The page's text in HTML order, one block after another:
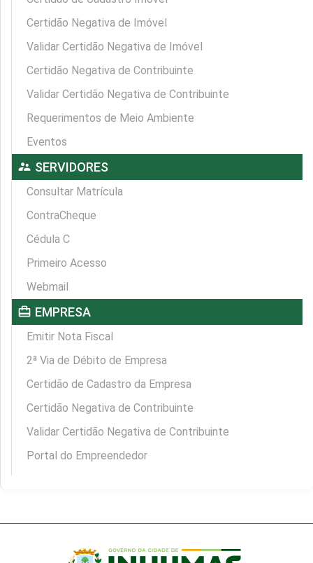
Certidão Negativa de Imóvel
Validar Certidão Negativa de Imóvel
Certidão Negativa de Contribuinte
Validar Certidão Negativa de Contribuinte
Requerimentos de Meio Ambiente
Eventos
supervisor_account SERVIDORES
Consultar Matrícula
ContraCheque
Cédula C
Primeiro Acesso
Webmail
card_travel EMPRESA
Emitir Nota Fiscal
2ª Via de Débito de Empresa
Certidão de Cadastro da Empresa
Certidão Negativa de Contribuinte
Validar Certidão Negativa de Contribuinte
Portal do Empreendedor